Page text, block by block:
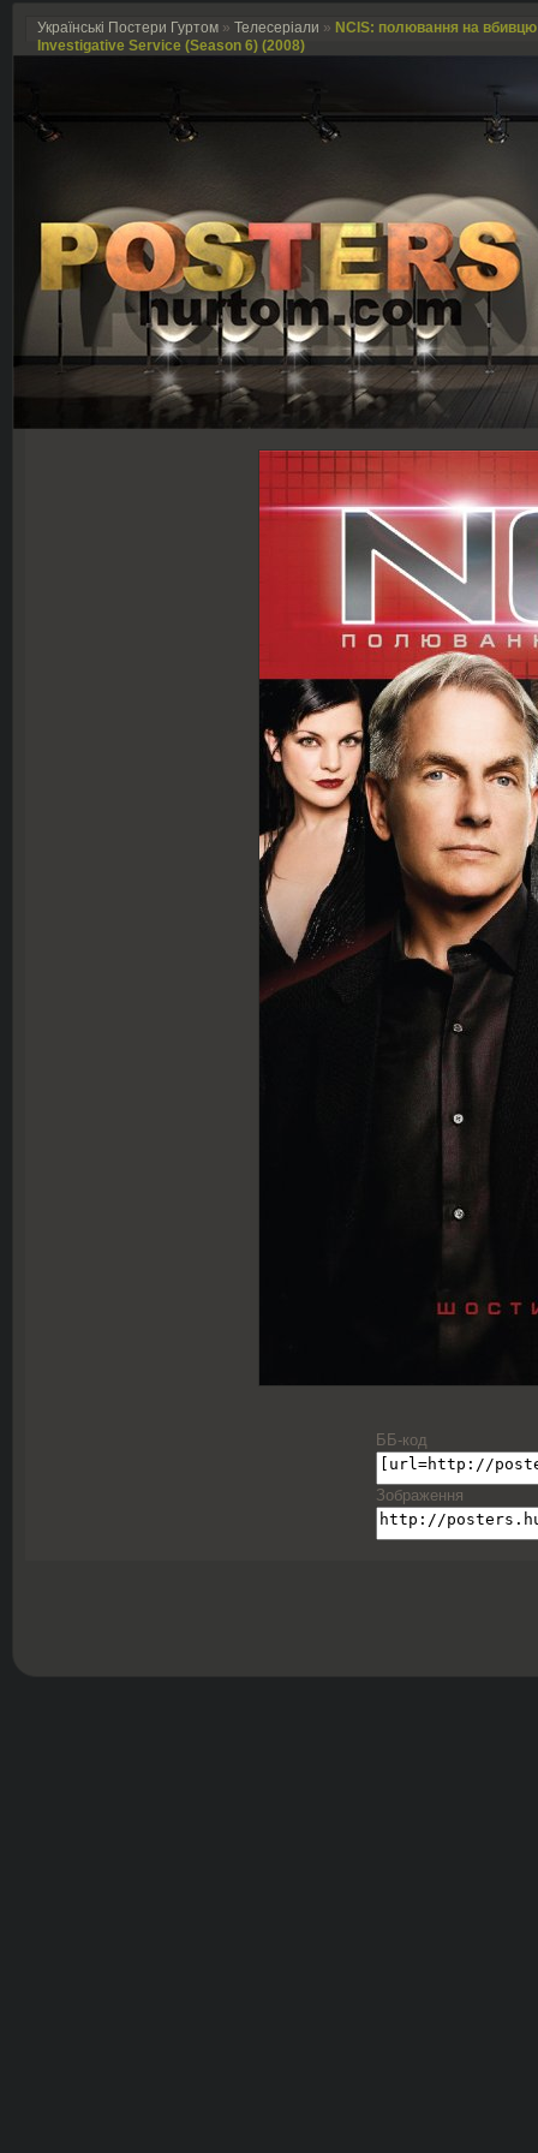
Українські Постери Гуртом » Телесеріали » NCIS: полювання на
Investigative Service (Season 6) (2008)
ББ-код
Зображення